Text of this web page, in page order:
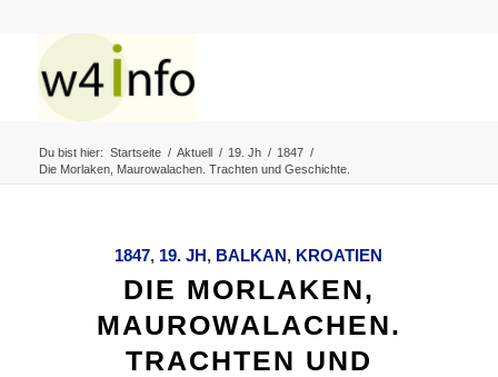
Du bist hier: Startseite / Aktuell / 19. Jh / 1847 /
Die Morlaken, Maurowalachen. Trachten und Geschichte.
1847, 19. JH, BALKAN, KROATIEN
DIE MORLAKEN,
MAUROWALACHEN.
TRACHTEN UND